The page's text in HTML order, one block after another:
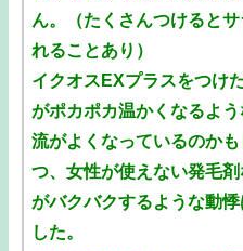
ん。（たくさんつけると
れることあり）
イクオスEXプラスをつけ
がポカポカ温かくなるよ
流がよくなっているのか
つ、女性が使えない発毛
がバクバクするような動
した。